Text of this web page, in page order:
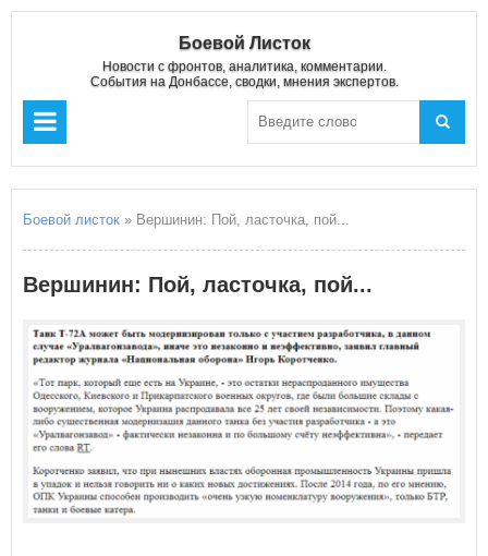
Боевой Листок
Новости с фронтов, аналитика, комментарии.
События на Донбассе, сводки, мнения экспертов.
Боевой листок » Вершинин: Пой, ласточка, пой...
Вершинин: Пой, ласточка, пой...